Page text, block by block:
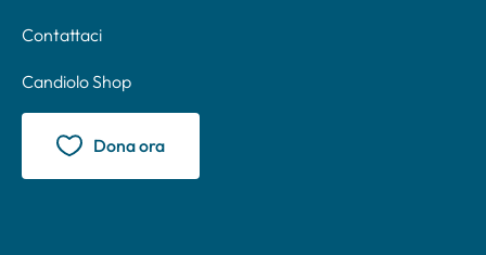
Contattaci
Candiolo Shop
Dona ora